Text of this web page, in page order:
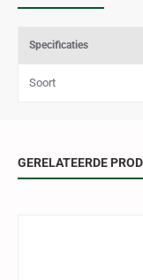
Specificaties
Soort
GERELATEERDE